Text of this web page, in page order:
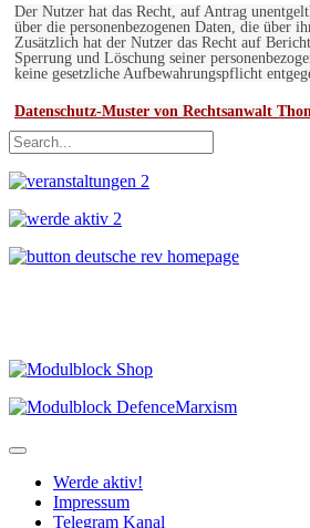
Der Nutzer hat das Recht, auf Antrag
über die personenbezogenen Daten, die über
Zusätzlich hat der Nutzer das Recht auf
Sperrung und Löschung seiner
keine gesetzliche Aufbewahrungspflicht
Datenschutz-Muster von Rechtsanwalt
Werde aktiv!
Impressum
Telegram Kanal